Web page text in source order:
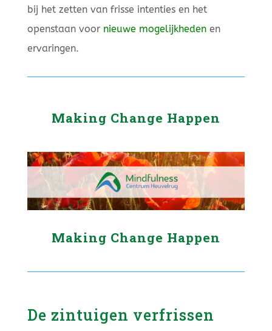
bij het zetten van frisse intenties en het
openstaan voor nieuwe mogelijkheden en
ervaringen.
Making Change Happen
Making Change Happen
De zintuigen verfrissen